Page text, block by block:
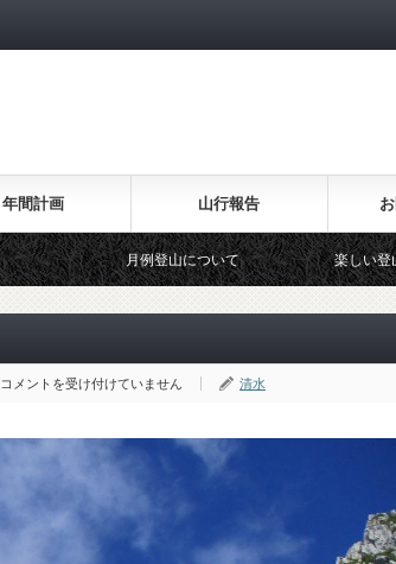
年間計画 山行報告
月例登山について 楽しい登山教室について
コメントを受け付けていません 清水